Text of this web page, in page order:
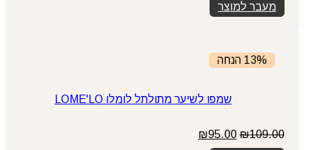
מעבר למוצר
13% הנחה
שמפו לשיער מתולתל לומלו LOME'LO
₪109.00
המחיר
המקורי
₪95.00